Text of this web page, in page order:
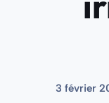
3 février